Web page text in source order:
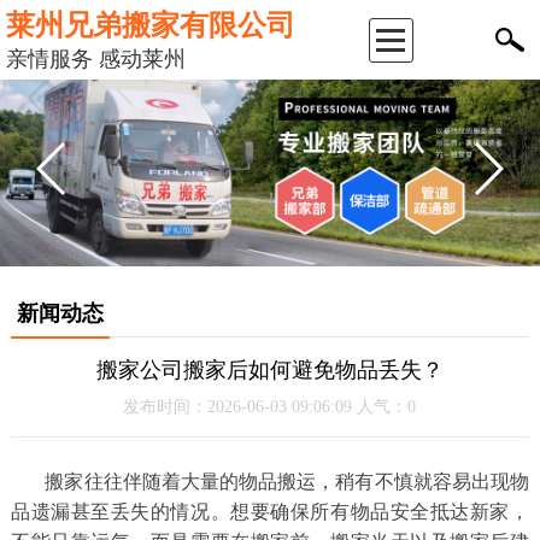
莱州兄弟搬家有限公司
亲情服务 感动莱州
返
回
首
页
司
服
新闻动态
搬家公司搬家后如何避免物品丢失？
发布时间：2026-06-03 09:06:09 人气：0
搬家往往伴随着大量的物品搬运，稍有不慎就容易出现物
品遗漏甚至丢失的情况。想要确保所有物品安全抵达新家，